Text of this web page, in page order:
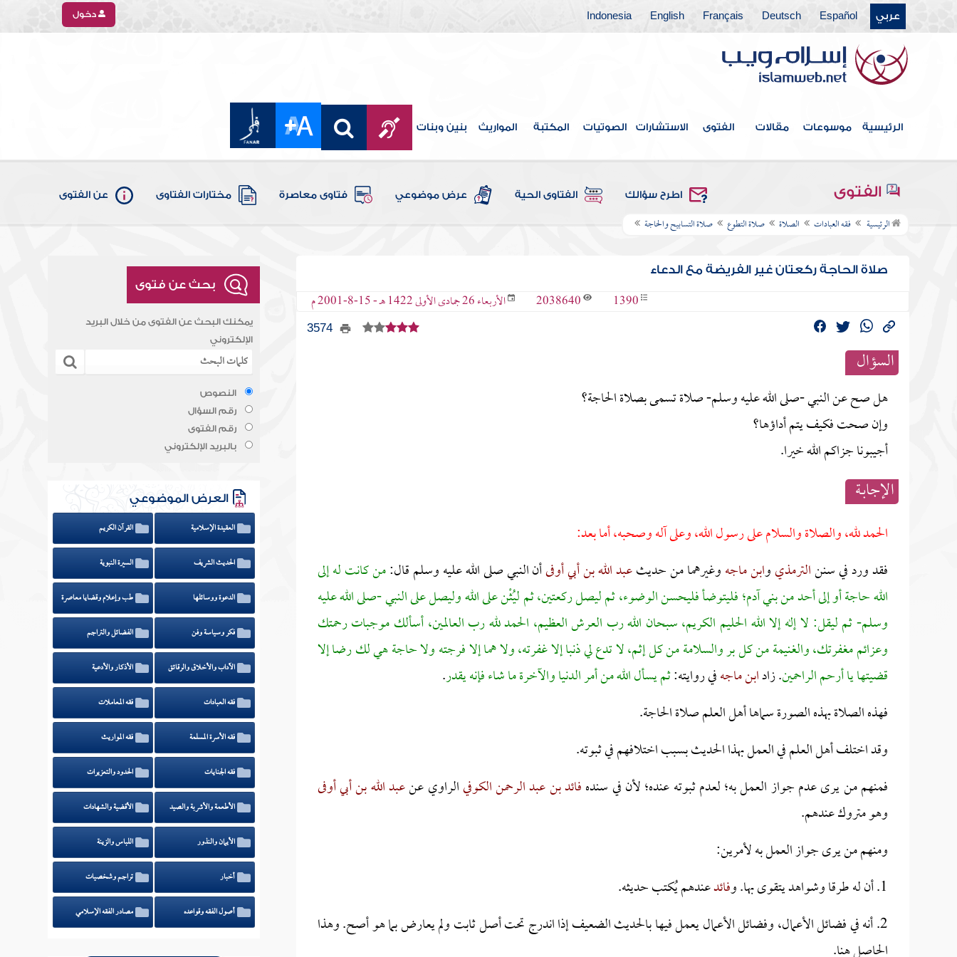
عربي Español
Deutsch
Français
English
Indonesia دخول
الرئيسية موسوعات مقالات الفتوى الاستشارات الصوتيات المكتبة المواريث بنين وبنات
الفتوى اطرح سؤالك الفتاوى الحية عرض موضوعي فتاوى معاصرة مختارات الفتاوى عن الفتوى
الرئيسية فقه العبادات الصلاة صلاة التطوع صلاة التسابيح والحاجة
صلاة الحاجة ركعتان غير الفريضة مع الدعاء
1390
2038640 الأربعاء 26 جمادى الأولى 1422 هـ - 15-8-2001 م
3574
السؤال
هل صح عن النبي -صلى الله عليه وسلم- صلاة تسمى بصلاة الحاجة؟
وإن صحت فكيف يتم أداؤها؟
أجيبونا جزاكم الله خيرا.
الإجابــة
الحمد لله، والصلاة والسلام على رسول الله، وعلى آله وصحبه، أما بعد:
فقد ورد في سننالترمذيوابن ماجهوغيرهما من حديثعبد الله بن أبي أوفىأن النبي صلى الله عليه وسلم قال:من كانت له إلى
الله حاجة أو إلى أحد من بني آدم؛ فليتوضأ فليحسن الوضوء، ثم ليصل ركعتين، ثم ليُثْن على الله وليصل على النبي -صلى الله عليه
وسلم- ثم ليقل: لا إله إلا الله الحليم الكريم، سبحان الله رب العرش العظيم، الحمد لله رب العالمين، أسألك موجبات رحمتك
وعزائم مغفرتك، والغنيمة من كل بر والسلامة من كل إثم، لا تدع لي ذنبا إلا غفرته، ولا هما إلا فرجته ولا حاجة هي لك رضا إلا
قضيتها يا أرحم الراحمين. زادابن ماجهفي روايته:ثم يسأل الله من أمر الدنيا والآخرة ما شاء فإنه يقدر.
فهذه الصلاة بهذه الصورة سماها أهل العلم صلاة الحاجة.
وقد اختلف أهل العلم في العمل بهذا الحديث بسبب اختلافهم في ثبوته.
فمنهم من يرى عدم جواز العمل به؛ لعدم ثبوته عنده؛ لأن في سندهفائد بن عبد الرحمن الكوفيالراوي عنعبد الله بن أبي أوفى
وهو متروك عندهم.
ومنهم من يرى جواز العمل به لأمرين:
1. أن له طرقا وشواهد يتقوى بها. و
فائدعندهم يُكتب حديثه.
2. أنه في فضائل الأعمال، وفضائل الأعمال يعمل فيها بالحديث الضعيف إذا اندرج تحت أصل ثابت ولم يعارض بما هو أصح. وهذا
الحاصل هنا.
بحث عن فتوى
يمكنك البحث عن الفتوى من خلال البريد
الإلكتروني
النصوص
رقم السؤال
رقم الفتوى
بالبريد الإلكتروني
العرض الموضوعي
العقيدة الإسلامية القرآن الكريم
الحديث الشريف السيرة النبوية
الدعوة ووسائلها طب وإعلام وقضايا معاصرة
فكر وسياسة وفن الفضائل والتراجم
الآداب والأخلاق والرقائق الأذكار والأدعية
فقه العبادات فقه المعاملات
فقه الأسرة المسلمة فقه المواريث
فقه الجنايات الحدود والتعزيرات
الأطعمة والأشربة والصيد الأقضية والشهادات
الأيمان والنذور اللباس والزينة
أخبار تراجم وشخصيات
أصول الفقه وقواعده مصادر الفقه الإسلامي